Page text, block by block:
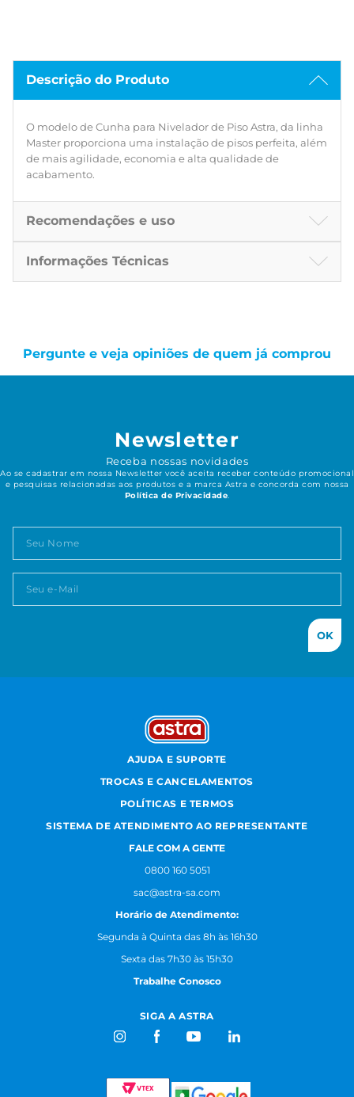
Descrição do Produto
O modelo de Cunha para Nivelador de Piso Astra, da linha
Master proporciona uma instalação de pisos perfeita, além
de mais agilidade, economia e alta qualidade de
acabamento.
Recomendações e uso
Informações Técnicas
Pergunte e veja opiniões de quem já comprou
Newsletter
Receba nossas novidades
Ao se cadastrar em nossa Newsletter você aceita receber conteúdo promocional
e pesquisas relacionadas aos produtos e a marca Astra e concorda com nossa
Política de Privacidade
OK
AJUDA E SUPORTE
TROCAS E CANCELAMENTOS
POLÍTICAS E TERMOS
SISTEMA DE ATENDIMENTO AO REPRESENTANTE
FALE COM A GENTE
0800 160 5051
sac@astra-sa.com
Horário de Atendimento:
Segunda à Quinta das 8h às 16h30
Sexta das 7h30 às 15h30
Trabalhe Conosco
SIGA A ASTRA